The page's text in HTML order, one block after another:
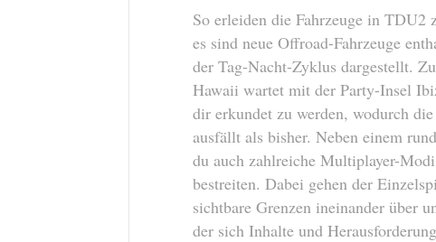
So erleiden die Fahrzeuge in TDU2
es sind neue Offroad-Fahrzeuge
der Tag-Nacht-Zyklus dargestellt.
Hawaii wartet mit der Party-Insel
dir erkundet zu werden, wodurch
ausfällt als bisher. Neben einem
du auch zahlreiche Multiplayer-
bestreiten. Dabei gehen der
sichtbare Grenzen ineinander über
der sich Inhalte und